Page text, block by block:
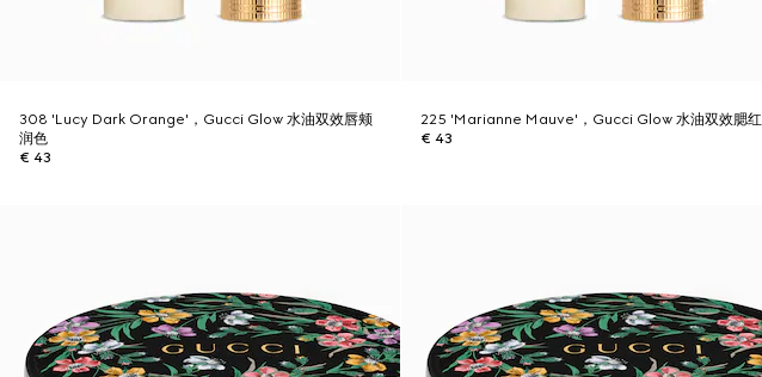
308 'Lucy Dark Orange'，Gucci Glow 水油双效唇颊
润色
€ 43
225 'Marianne Mauve'，Gucci Glow 水油双效腮红
€ 43